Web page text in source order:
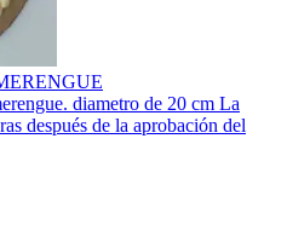
diametro de 20 cm La
después de la aprobación del